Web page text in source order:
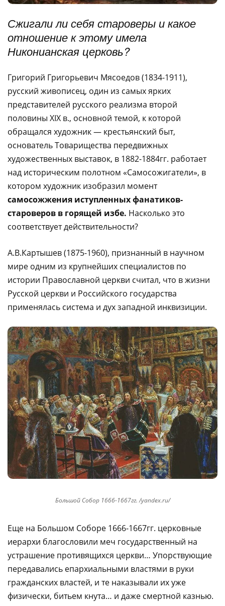
Сжигали ли себя староверы и какое
отношение к этому имела
Никонианская церковь?
Григорий Григорьевич Мясоедов (1834-1911),
русский живописец, один из самых ярких
представителей русского реализма второй
половины XIX в., основной темой, к которой
обращался художник — крестьянский быт,
основатель Товарищества передвижных
художественных выставок, в 1882-1884гг. работает
над историческим полотном «Самосожигатели», в
котором художник изобразил момент
самосожжения иступленных фанатиков-
староверов в горящей избе. Насколько это
соответствует действительности?
А.В.Картышев (1875-1960), признанный в научном
мире одним из крупнейших специалистов по
истории Православной церкви считал, что в жизни
Русской церкви и Российского государства
применялась система и дух западной инквизиции.
Большой Собор 1666-1667гг. /yandex.ru/
Еще на Большом Соборе 1666-1667гг. церковные
иерархи благословили меч государственный на
устрашение противящихся церкви… Упорствующие
передавались епархиальными властями в руки
гражданских властей, и те наказывали их уже
физически, битьем кнута… и даже смертной казнью.